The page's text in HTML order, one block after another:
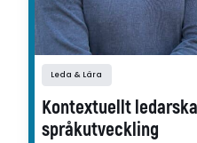
Leda & Lära
Kontextuellt
språkutveckling